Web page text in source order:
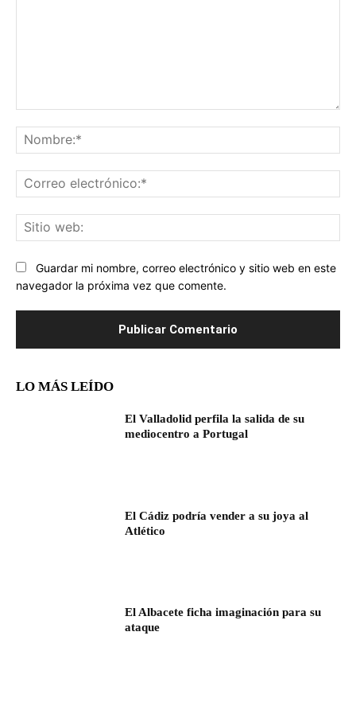
Guardar mi nombre, correo electrónico y sitio web en este
navegador la próxima vez que comente.
LO MÁS LEÍDO
El Valladolid perfila la salida de su
mediocentro a Portugal
El Cádiz podría vender a su joya al
Atlético
El Albacete ficha imaginación para su
ataque